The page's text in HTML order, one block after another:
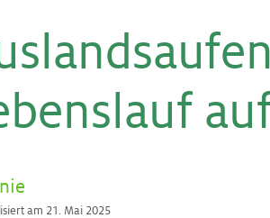
am 21. Mai 2025